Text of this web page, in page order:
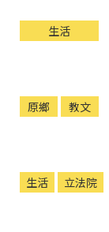
生活
原鄉 教文
生活 立法院